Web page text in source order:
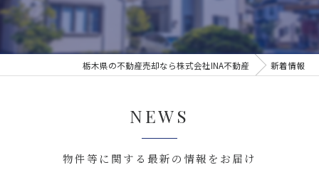
栃木県の不動産売却なら株式会社INA不動産 新着情報
NEWS
物件等に関する最新の情報をお届け